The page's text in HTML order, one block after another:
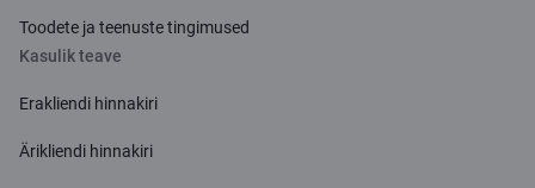
Toodete ja teenuste tingimused
Kasulik teave
Erakliendi hinnakiri
Ärikliendi hinnakiri